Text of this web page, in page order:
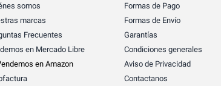
somos
marcas
Frecuentes
en Mercado Libre
en Amazon
Formas de Pago
Formas de Envío
Garantías
Condiciones generales
Aviso de Privacidad
Contactanos